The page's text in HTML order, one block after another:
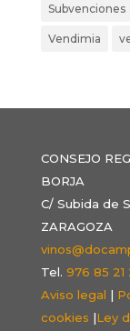
Subvenciones
Vendimia
CONSEJO
BORJA
C/ Subida de
ZARAGOZA
Tel. 976 85 21
Aviso legal |
cookies |Ley